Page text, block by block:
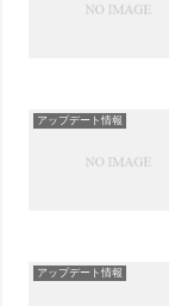
アップデート情報
アップデート情報